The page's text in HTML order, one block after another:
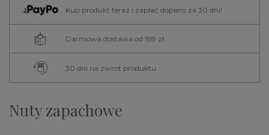
Kup produkt teraz i zapłać dopiero za 30 dni!
Darmowa dostawa od 198 zł
30 dni na zwrot produktu
Nuty zapachowe